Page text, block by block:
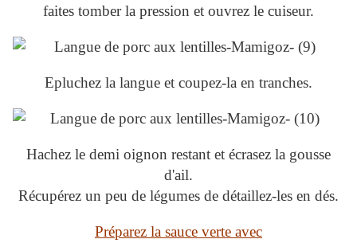
faites tomber la pression et ouvrez le cuiseur.
Epluchez la langue et coupez-la en tranches.
Hachez le demi oignon restant et écrasez la gousse
d'ail.
Récupérez un peu de légumes de détaillez-les en dés.
Préparez la sauce verte avec